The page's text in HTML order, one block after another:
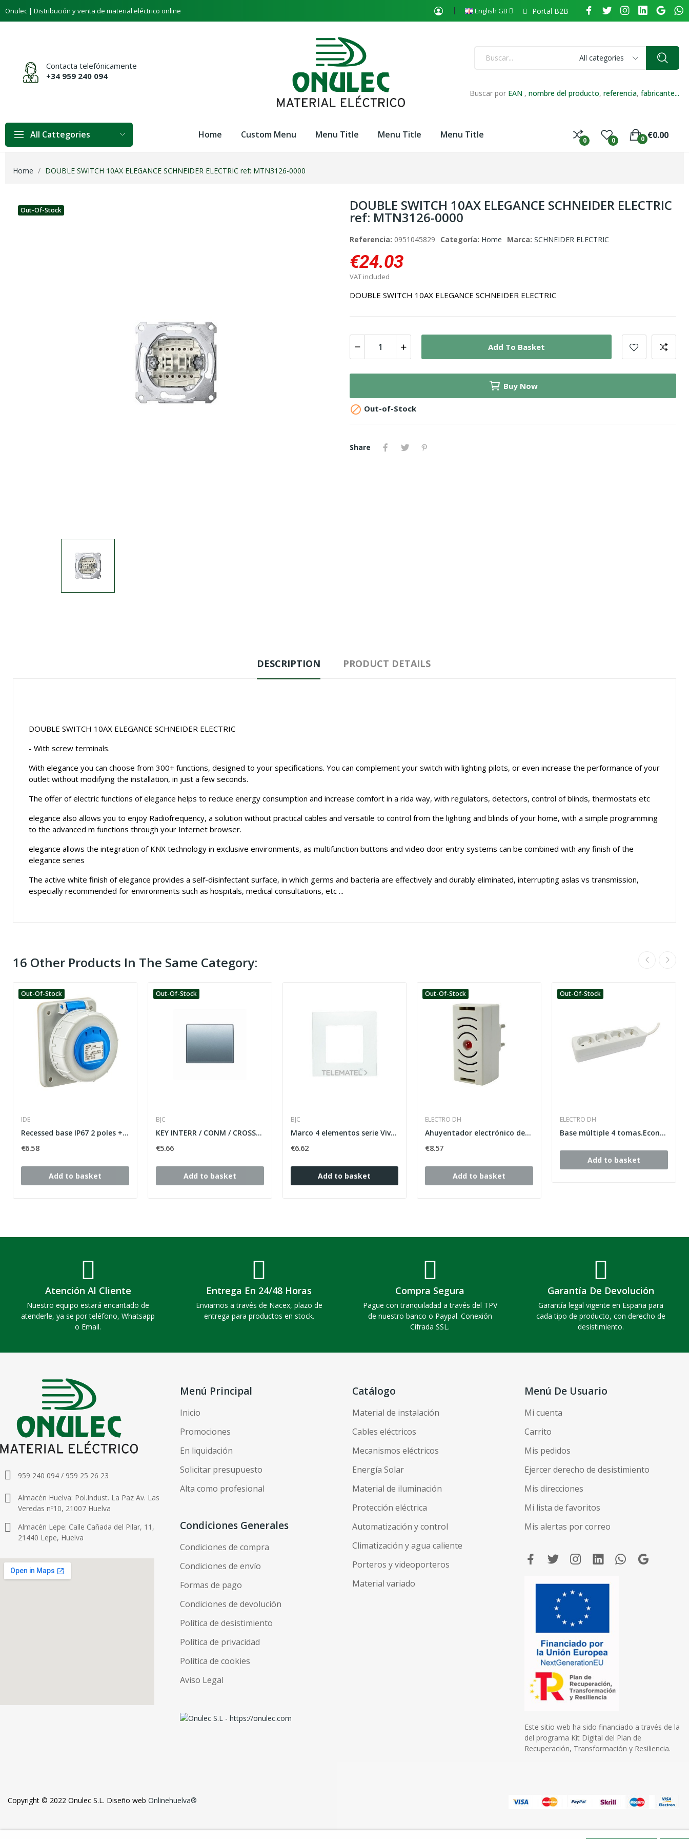
Onulec | Distribución y venta de material eléctrico online English GB Portal B2B
Contacta telefónicamente
+34 959 240 094
All categories
Buscar por EAN ,nombre del producto,referencia,fabricante...
All Cattegories Home Custom Menu Menu Title Menu Title Menu Title
0 0 €0.00
0
Home DOUBLE SWITCH 10AX ELEGANCE SCHNEIDER ELECTRIC ref: MTN3126-0000
Out-Of-Stock DOUBLE SWITCH 10AX ELEGANCE SCHNEIDER ELECTRIC
ref: MTN3126-0000
Referencia: 0951045829 Categoría: Home Marca: SCHNEIDER ELECTRIC
€24.03
VAT included
DOUBLE SWITCH 10AX ELEGANCE SCHNEIDER ELECTRIC
Add To Basket
Buy Now
 Out-of-Stock
Share
DESCRIPTION PRODUCT DETAILS
DOUBLE SWITCH 10AX ELEGANCE SCHNEIDER ELECTRIC
- With screw terminals.
With elegance you can choose from 300+ functions, designed to your specifications. You can complement your switch with lighting pilots, or even increase the performance of your
outlet without modifying the installation, in just a few seconds.
The offer of electric functions of elegance helps to reduce energy consumption and increase comfort in a rida way, with regulators, detectors, control of blinds, thermostats etc
elegance also allows you to enjoy Radiofrequency, a solution without practical cables and versatile to control from the lighting and blinds of your home, with a simple programming
to the advanced m functions through your Internet browser.
elegance allows the integration of KNX technology in exclusive environments, as multifunction buttons and video door entry systems can be combined with any finish of the
elegance series
The active white finish of elegance provides a self-disinfectant surface, in which germs and bacteria are effectively and durably eliminated, interrupting aslas vs transmission,
especially recommended for environments such as hospitals, medical consultations, etc ...
16 Other Products In The Same Category:
Out-Of-Stock
IDE
Recessed base IP67 2 poles + ground 16A...
€6.58
Add to basket
Out-Of-Stock
BJC
KEY INTERR / CONM / CROSS MEGA SERIES ref:...
€5.66
Add to basket
BJC
Marco 4 elementos serie Viva en plata luna
€6.62
Add to basket
Out-Of-Stock
ELECTRO DH
Ahuyentador electrónico de mosquitos
€8.57
Add to basket
Out-Of-Stock
ELECTRO DH
Base múltiple 4 tomas.Económica.
Add to basket
Atención Al Cliente
Nuestro equipo estará encantado de
atenderle, ya se por teléfono, Whatsapp
o Email.
Entrega En 24/48 Horas
Enviamos a través de Nacex, plazo de
entrega para productos en stock.
Compra Segura
Pague con tranquiladad a través del TPV
de nuestro banco o Paypal. Conexión
Cifrada SSL.
Garantía De Devolución
Garantía legal vigente en España para
cada tipo de producto, con derecho de
desistimiento.
959 240 094 / 959 25 26 23
Almacén Huelva: Pol.Indust. La Paz Av. Las
Veredas nº10, 21007 Huelva
Almacén Lepe: Calle Cañada del Pilar, 11,
21440 Lepe, Huelva
Menú Principal
Inicio
Promociones
En liquidación
Solicitar presupuesto
Alta como profesional
Condiciones Generales
Condiciones de compra
Condiciones de envío
Formas de pago
Condiciones de devolución
Política de desistimiento
Política de privacidad
Política de cookies
Aviso Legal
Catálogo
Material de instalación
Cables eléctricos
Mecanismos eléctricos
Energía Solar
Material de iluminación
Protección eléctrica
Automatización y control
Climatización y agua caliente
Porteros y videoporteros
Material variado
Menú De Usuario
Mi cuenta
Carrito
Mis pedidos
Ejercer derecho de desistimiento
Mis direcciones
Mi lista de favoritos
Mis alertas por correo
Este sitio web ha sido financiado a través de la
del programa Kit Digital del Plan de
Recuperación, Transformación y Resiliencia.
Copyright © 2022 Onulec S.L. Diseño web Onlinehuelva®